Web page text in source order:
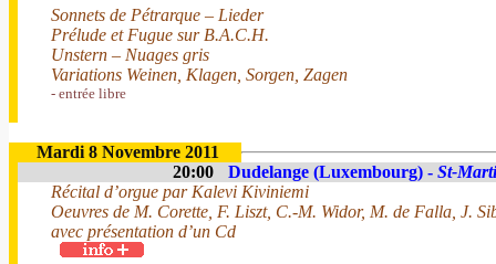
Sonnets de Pétrarque – Lieder
Prélude et Fugue sur B.A.C.H.
Unstern – Nuages gris
Variations Weinen, Klagen, Sorgen, Zagen
- entrée libre
Mardi 8 Novembre 2011
20:00
Dudelange (Luxembourg) - St-
Récital d’orgue par Kalevi Kiviniemi
Oeuvres de M. Corette, F. Liszt, C.-M. Widor, M. de Falla, J.
avec présentation d’un Cd